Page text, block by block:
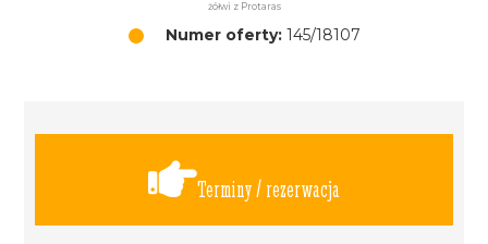
żółwi z Protaras
Numer oferty:145/18107
Terminy / rezerwacja